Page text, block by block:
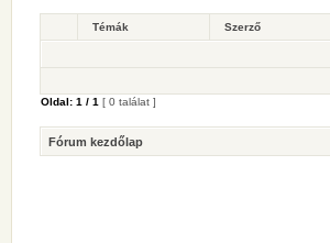
Témák Szerző
Oldal: 1 / 1 [ 0 találat ]
Fórum kezdőlap